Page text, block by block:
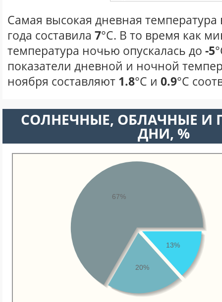
Самая высокая дневная температура
года составила 7°С. В то время как
температура ночью опускалась до -5
показатели дневной и ночной
ноября составляют 1.8°С и 0.9°С
CОЛНЕЧНЫЕ, ОБЛАЧНЫЕ И
ДНИ, %
13%
20%
67%